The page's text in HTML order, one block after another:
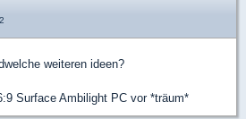
weiteren ideen?
Surface Ambilight PC vor *träum*